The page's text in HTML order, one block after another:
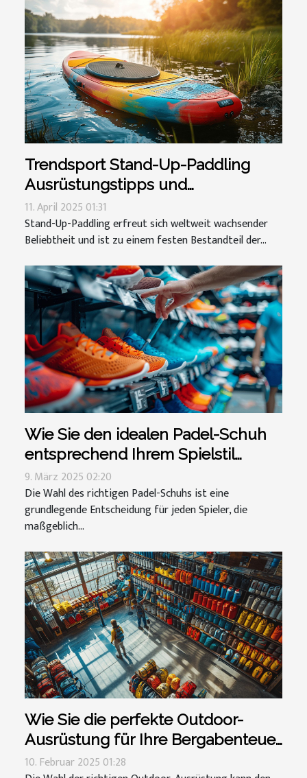
Trendsport Stand-Up-Paddling
Ausrüstungstipps und
gesundheitliche Vorteile
11. April 2025 01:31
Stand-Up-Paddling erfreut sich weltweit wachsender
Beliebtheit und ist zu einem festen Bestandteil der...
Wie Sie den idealen Padel-Schuh
entsprechend Ihrem Spielstil
auswählen
9. März 2025 02:20
Die Wahl des richtigen Padel-Schuhs ist eine
grundlegende Entscheidung für jeden Spieler, die
maßgeblich...
Wie Sie die perfekte Outdoor-
Ausrüstung für Ihre Bergabenteuer
wählen
10. Februar 2025 01:28